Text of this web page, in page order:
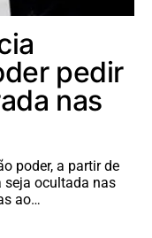
pedir
nas
poder, a partir de
seja ocultada nas
ao…